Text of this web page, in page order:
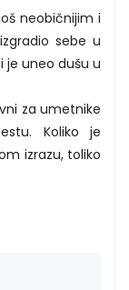
neobičnijim i
sebe u
je uneo dušu u
za umetnike
Koliko je
izrazu, toliko